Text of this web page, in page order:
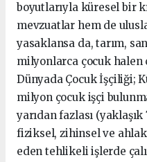
boyutlarıyla küresel bir
mevzuatlar hem de
yasaklansa da, tarım,
milyonlarca çocuk halen
Dünyada Çocuk İşçiliği;
milyon çocuk işçi
yarıdan fazlası
fiziksel, zihinsel ve
eden tehlikeli işlerde